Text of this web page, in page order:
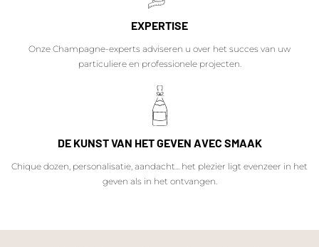
EXPERTISE
Onze Champagne-experts adviseren u over het succes van uw
particuliere en professionele projecten.
DE KUNST VAN HET GEVEN AVEC SMAAK
Chique dozen, personalisatie, aandacht... het plezier ligt evenzeer in het
geven als in het ontvangen.